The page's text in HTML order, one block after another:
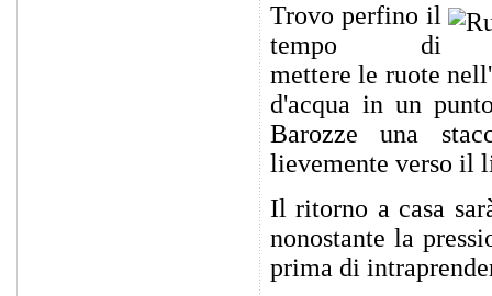
Trovo perfino il
tempo di
mettere le ruote
d'acqua in un
Barozze una
lievemente verso il
Il ritorno a casa
nonostante la
prima di